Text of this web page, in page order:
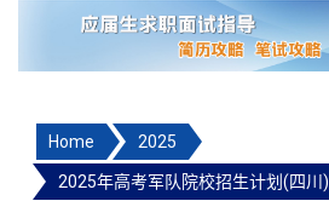
Home 2025
2025年高考军队院校招生计划(四川)